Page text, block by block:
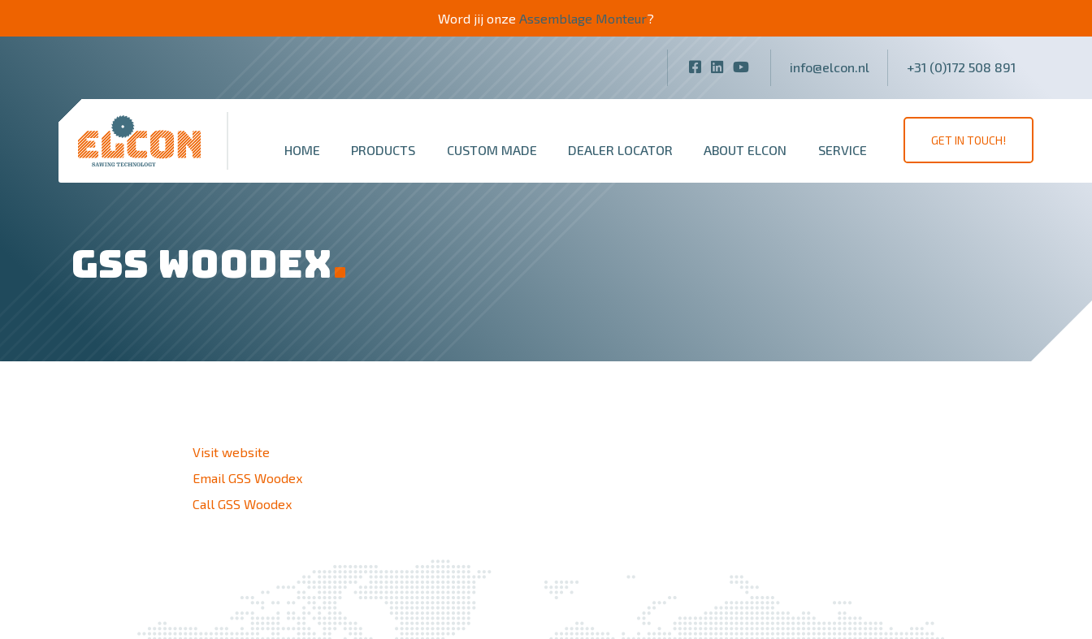
Word jij onze Assemblage Monteur?
info@elcon.nl +31 (0)172 508 891
HOME PRODUCTS CUSTOM MADE DEALER LOCATOR ABOUT ELCON SERVICE
GET IN TOUCH!
GSS WOODEX
Visit website
Email GSS Woodex
Call GSS Woodex